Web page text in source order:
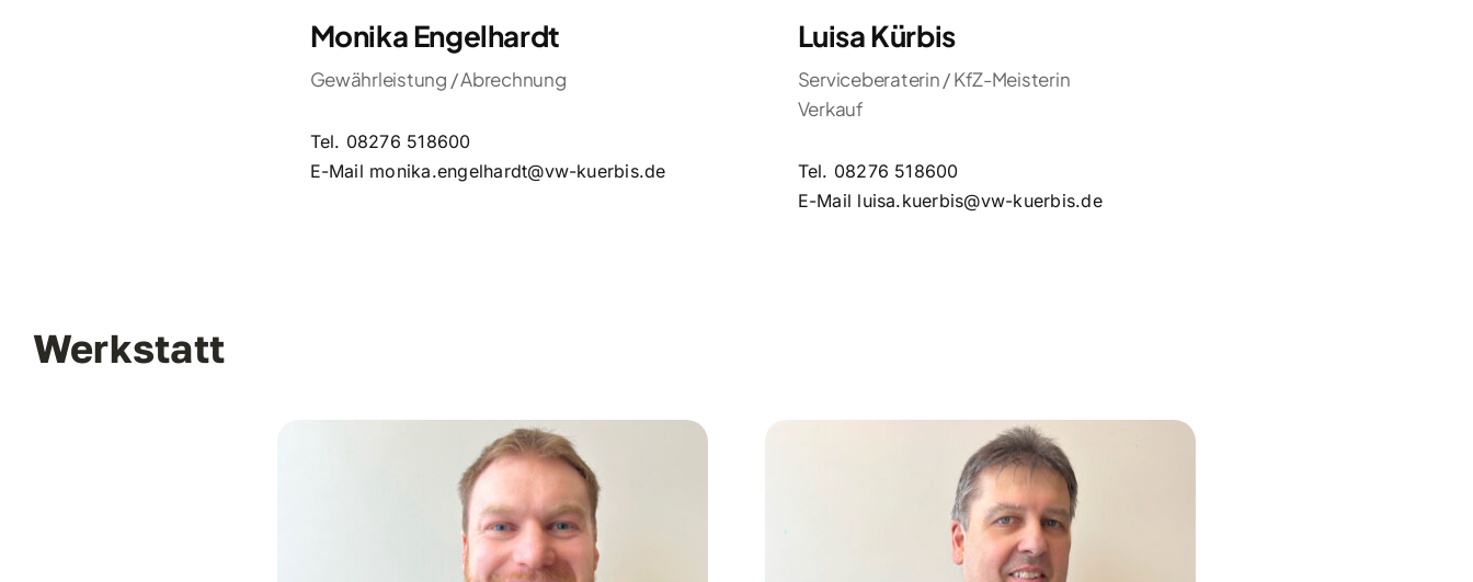
Monika Engelhardt
Gewährleistung / Abrechnung
Tel. 08276 518600
E-Mail monika.engelhardt@vw-kuerbis.de
Luisa Kürbis
Serviceberaterin / KfZ-Meisterin
Verkauf
Tel. 08276 518600
E-Mail luisa.kuerbis@vw-kuerbis.de
Werkstatt